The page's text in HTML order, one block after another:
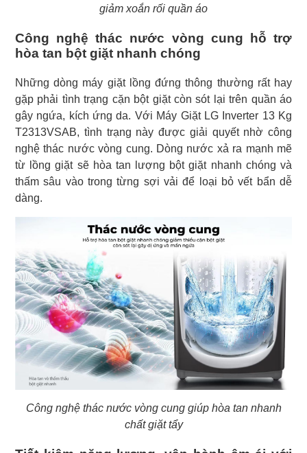
giảm xoắn rối quần áo
Công nghệ thác nước vòng cung hỗ trợ
hòa tan bột giặt nhanh chóng
Những dòng máy giặt lồng đứng thông thường rất hay
gặp phải tình trạng cặn bột giặt còn sót lại trên quần áo
gây ngứa, kích ứng da. Với Máy Giặt LG Inverter 13 Kg
T2313VSAB, tình trạng này được giải quyết nhờ công
nghệ thác nước vòng cung. Dòng nước xả ra mạnh mẽ
từ lồng giặt sẽ hòa tan lượng bột giặt nhanh chóng và
thấm sâu vào trong từng sợi vải để loại bỏ vết bẩn dễ
dàng.
Công nghệ thác nước vòng cung giúp hòa tan nhanh
chất giặt tẩy